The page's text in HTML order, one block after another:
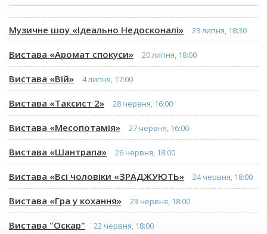
Музичне шоу «Ідеально Недосконалі» 23 липня, 18:30
Вистава «Аромат спокуси» 20 липня, 18:00
Вистава «Вій» 4 липня, 17:00
Вистава «Таксист 2» 28 червня, 16:00
Вистава «Месопотамія» 27 червня, 16:00
Вистава «Шантрапа» 26 червня, 18:00
Вистава «Всі чоловіки «ЗРАДЖУЮТЬ» 24 червня, 18:00
Вистава «Гра у кохання» 23 червня, 18:00
Вистава "Оскар" 22 червня, 18:00